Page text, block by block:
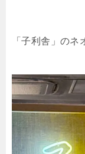
「子利舎」のネ